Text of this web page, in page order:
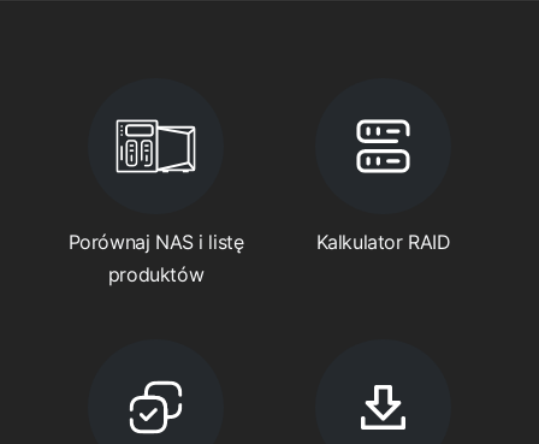
Porównaj NAS i listę
produktów
Kalkulator RAID